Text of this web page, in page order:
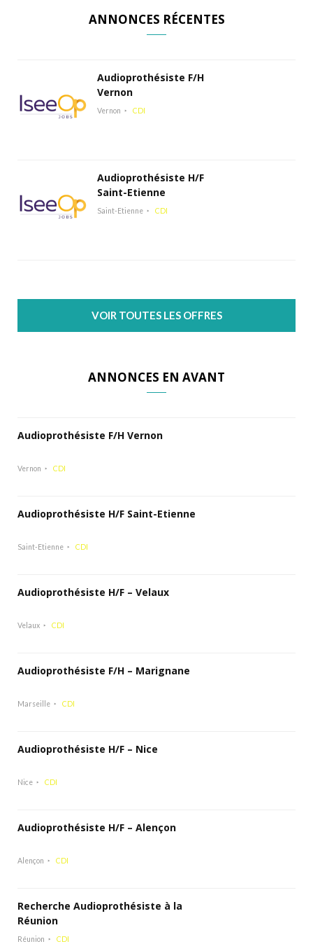
ANNONCES RÉCENTES
Audioprothésiste F/H
Vernon
Vernon CDI
Audioprothésiste H/F
Saint-Etienne
Saint-Etienne CDI
VOIR TOUTES LES OFFRES
ANNONCES EN AVANT
Audioprothésiste F/H Vernon
Vernon CDI
Audioprothésiste H/F Saint-Etienne
Saint-Etienne CDI
Audioprothésiste H/F – Velaux
Velaux CDI
Audioprothésiste F/H – Marignane
Marseille CDI
Audioprothésiste H/F – Nice
Nice CDI
Audioprothésiste H/F – Alençon
Alençon CDI
Recherche Audioprothésiste à la
Réunion
Réunion CDI